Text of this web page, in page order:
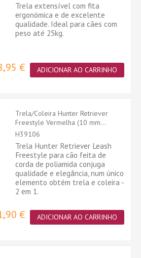
Trela extensível com fita
ergonómica e de excelente
qualidade. Ideal para cães com
peso até 25kg.
€ ADICIONAR AO CARRINHO
Trela/Coleira Hunter Retriever
Freestyle Vermelha (10 mm...
H39106
Trela Hunter Retriever Leash
Freestyle para cão feita de
corda de poliamida conjuga
qualidade e elegância, num único
elemento obtém trela e coleira -
2 em 1.
€ ADICIONAR AO CARRINHO